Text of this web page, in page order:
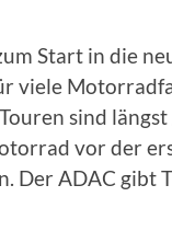
Start in die
viele
sind
vor der
Der ADAC gibt